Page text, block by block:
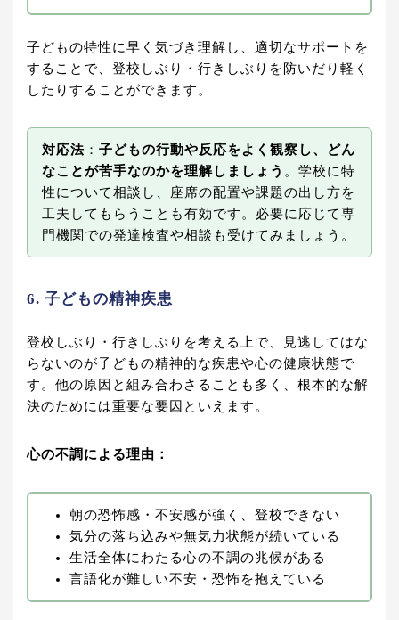
子どもの特性に早く気づき理解し、適切なサポートを
することで、登校しぶり・行きしぶりを防いだり軽く
したりすることができます。
対応法 ： 子どもの行動や反応をよく観察し、どん
なことが苦手なのかを理解しましょう 。学校に特
性について相談し、座席の配置や課題の出し方を
工夫してもらうことも有効です。必要に応じて専
門機関での発達検査や相談も受けてみましょう。
6. 子どもの精神疾患
登校しぶり・行きしぶりを考える上で、見逃してはな
らないのが子どもの精神的な疾患や心の健康状態で
す。他の原因と組み合わさることも多く、根本的な解
決のためには重要な要因といえます。
心の不調による理由：
朝の恐怖感・不安感が強く、登校できない
気分の落ち込みや無気力状態が続いている
生活全体にわたる心の不調の兆候がある
言語化が難しい不安・恐怖を抱えている